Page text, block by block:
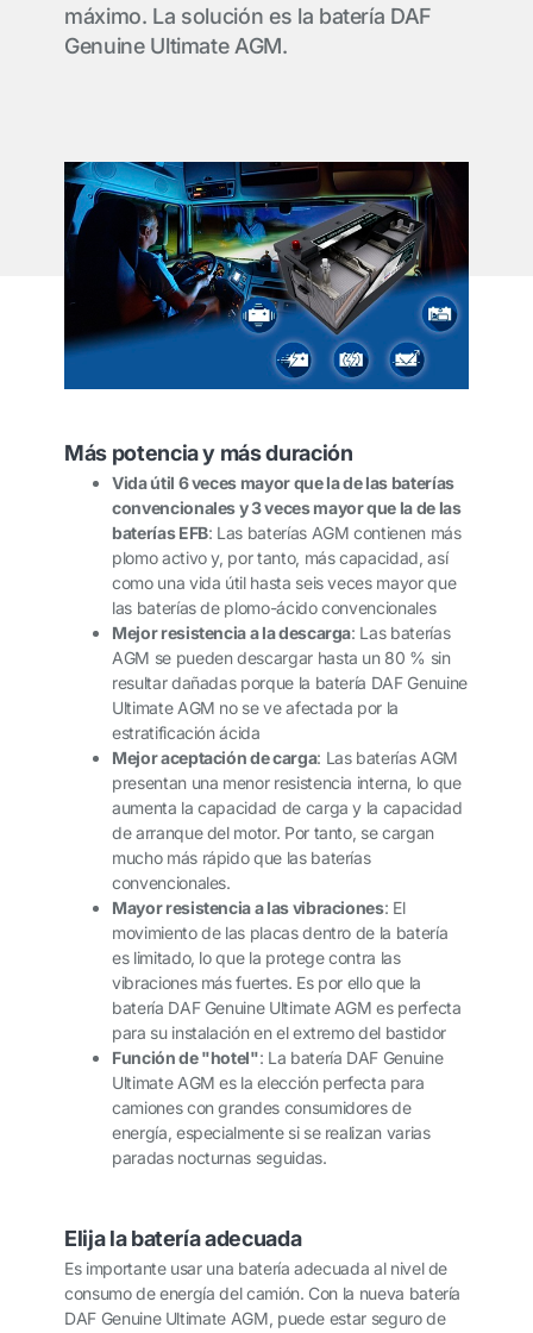
máximo. La solución es la batería DAF
Genuine Ultimate AGM.
Más potencia y más duración
Vida útil 6 veces mayor que la de las baterías
convencionales y 3 veces mayor que la de las
baterías EFB: Las baterías AGM contienen más
plomo activo y, por tanto, más capacidad, así
como una vida útil hasta seis veces mayor que
las baterías de plomo-ácido convencionales
Mejor resistencia a la descarga: Las baterías
AGM se pueden descargar hasta un 80 % sin
resultar dañadas porque la batería DAF Genuine
Ultimate AGM no se ve afectada por la
estratificación ácida
Mejor aceptación de carga: Las baterías AGM
presentan una menor resistencia interna, lo que
aumenta la capacidad de carga y la capacidad
de arranque del motor. Por tanto, se cargan
mucho más rápido que las baterías
convencionales.
Mayor resistencia a las vibraciones: El
movimiento de las placas dentro de la batería
es limitado, lo que la protege contra las
vibraciones más fuertes. Es por ello que la
batería DAF Genuine Ultimate AGM es perfecta
para su instalación en el extremo del bastidor
Función de "hotel": La batería DAF Genuine
Ultimate AGM es la elección perfecta para
camiones con grandes consumidores de
energía, especialmente si se realizan varias
paradas nocturnas seguidas.
Elija la batería adecuada
Es importante usar una batería adecuada al nivel de
consumo de energía del camión. Con la nueva batería
DAF Genuine Ultimate AGM, puede estar seguro de